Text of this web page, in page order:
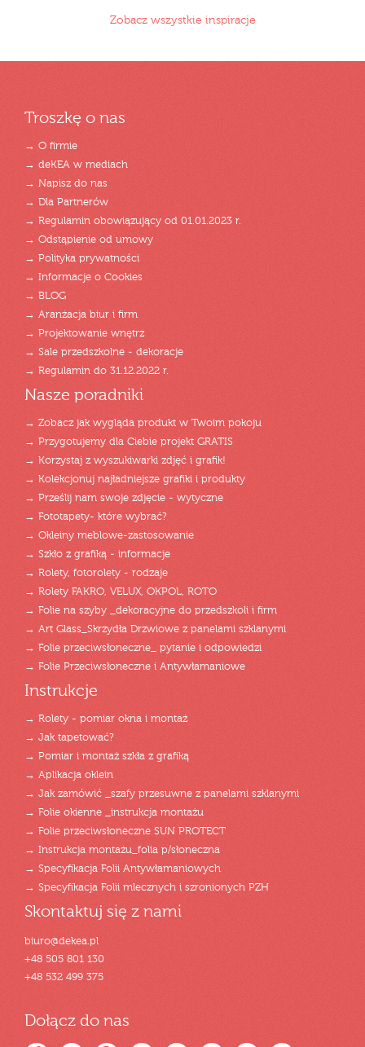
Zobacz wszystkie inspiracje
Troszkę o nas
→ O firmie
→ deKEA w mediach
→ Napisz do nas
→ Dla Partnerów
→ Regulamin obowiązujący od 01.01.2023 r.
→ Odstąpienie od umowy
→ Polityka prywatności
→ Informacje o Cookies
→ BLOG
→ Aranżacja biur i firm
→ Projektowanie wnętrz
→ Sale przedszkolne - dekoracje
→ Regulamin do 31.12.2022 r.
Nasze poradniki
→ Zobacz jak wygląda produkt w Twoim pokoju
→ Przygotujemy dla Ciebie projekt GRATIS
→ Korzystaj z wyszukiwarki zdjęć i grafik!
→ Kolekcjonuj najładniejsze grafiki i produkty
→ Prześlij nam swoje zdjęcie - wytyczne
→ Fototapety- które wybrać?
→ Okleiny meblowe-zastosowanie
→ Szkło z grafiką - informacje
→ Rolety, fotorolety - rodzaje
→ Rolety FAKRO, VELUX, OKPOL, ROTO
→ Folie na szyby _dekoracyjne do przedszkoli i firm
→ Art Glass_Skrzydła Drzwiowe z panelami szklanymi
→ Folie przeciwsłoneczne_ pytanie i odpowiedzi
→ Folie Przeciwsłoneczne i Antywłamaniowe
Instrukcje
→ Rolety - pomiar okna i montaż
→ Jak tapetować?
→ Pomiar i montaż szkła z grafiką
→ Aplikacja oklein
→ Jak zamówić _szafy przesuwne z panelami szklanymi
→ Folie okienne _instrukcja montażu
→ Folie przeciwsłoneczne SUN PROTECT
→ Instrukcja montażu_folia p/słoneczna
→ Specyfikacja Folii Antywłamaniowych
→ Specyfikacja Folii mlecznych i szronionych PZH
Skontaktuj się z nami
biuro@dekea.pl
+48 505 801 130
+48 532 499 375
Dołącz do nas